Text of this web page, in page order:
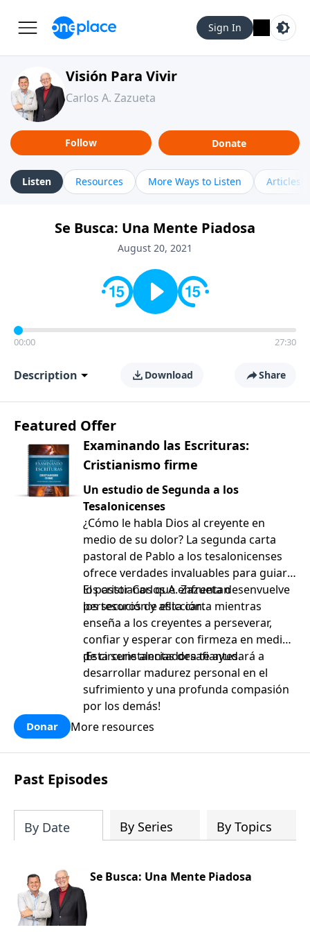
Sign In
Visión Para Vivir
Carlos A. Zazueta
Follow Donate
Listen Resources More Ways to Listen Articles
Se Busca: Una Mente Piadosa
August 20, 2021
00:00 27:30
Description Download Share
Featured Offer
Examinando las Escrituras:
Cristianismo firme
Un estudio de Segunda a los
Tesalonicenses
¿Cómo le habla Dios al creyente en
medio de su dolor? La segunda carta
pastoral de Pablo a los tesalonicenses
ofrece verdades invaluables para guiar a
los cristianos que enfrentan
persecución y aflicción.
El pastor Carlos A. Zazueta desenvuelve
los tesoros de esta carta mientras
enseña a los creyentes a perseverar,
confiar y esperar con firmeza en medio
de circunstancias desafiantes.
¡Esta serie alentadora te ayudará a
desarrollar madurez personal en el
sufrimiento y una profunda compasión
por los demás!
Donar More resources
Past Episodes
By Date By Series By Topics
Se Busca: Una Mente Piadosa